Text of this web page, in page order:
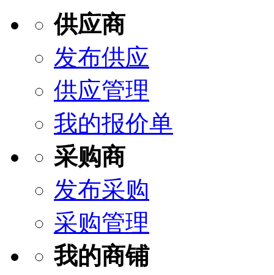
供应商
发布供应
供应管理
我的报价单
采购商
发布采购
采购管理
我的商铺